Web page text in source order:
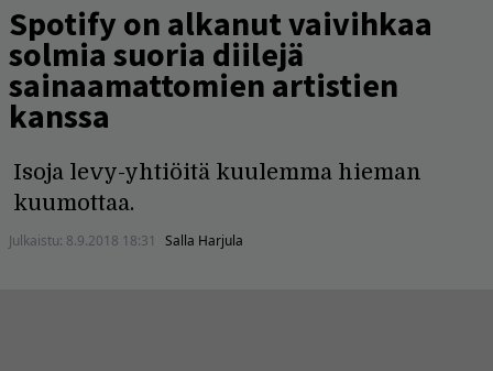
Spotify on alkanut vaivihkaa
solmia suoria diilejä
sainaamattomien artistien
kanssa
Isoja levy-yhtiöitä kuulemma hieman
kuumottaa.
Julkaistu: 8.9.2018 18:31 Salla Harjula